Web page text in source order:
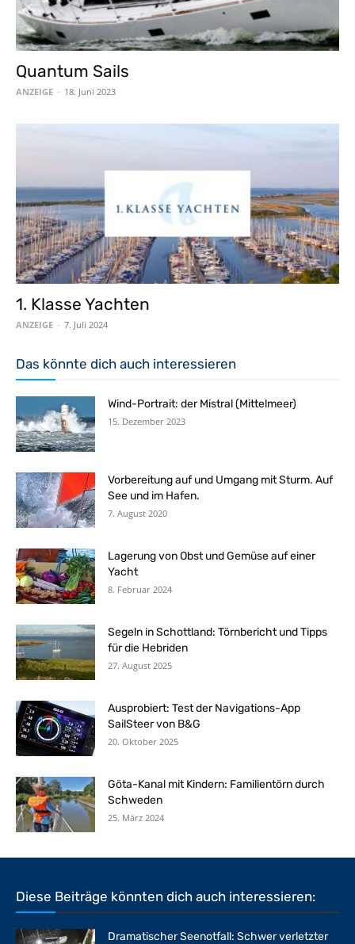
Quantum Sails
ANZEIGE - 18. Juni 2023
1. Klasse Yachten
ANZEIGE - 7. Juli 2024
Das könnte dich auch interessieren
Wind-Portrait: der Mistral (Mittelmeer)
15. Dezember 2023
Vorbereitung auf und Umgang mit Sturm. Auf
See und im Hafen.
7. August 2020
Lagerung von Obst und Gemüse auf einer
Yacht
8. Februar 2024
Segeln in Schottland: Törnbericht und Tipps
für die Hebriden
27. August 2025
Ausprobiert: Test der Navigations-App
SailSteer von B&G
20. Oktober 2025
Göta-Kanal mit Kindern: Familientörn durch
Schweden
25. März 2024
Diese Beiträge könnten dich auch interessieren:
Dramatischer Seenotfall: Schwer verletzter